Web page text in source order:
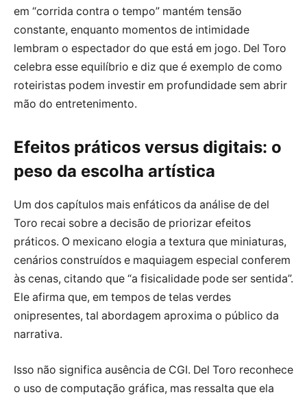
em “corrida contra o tempo” mantém tensão
constante, enquanto momentos de intimidade
lembram o espectador do que está em jogo. Del Toro
celebra esse equilíbrio e diz que é exemplo de como
roteiristas podem investir em profundidade sem abrir
mão do entretenimento.
Efeitos práticos versus digitais: o
peso da escolha artística
Um dos capítulos mais enfáticos da análise de del
Toro recai sobre a decisão de priorizar efeitos
práticos. O mexicano elogia a textura que miniaturas,
cenários construídos e maquiagem especial conferem
às cenas, citando que “a fisicalidade pode ser sentida”.
Ele afirma que, em tempos de telas verdes
onipresentes, tal abordagem aproxima o público da
narrativa.
Isso não significa ausência de CGI. Del Toro reconhece
o uso de computação gráfica, mas ressalta que ela